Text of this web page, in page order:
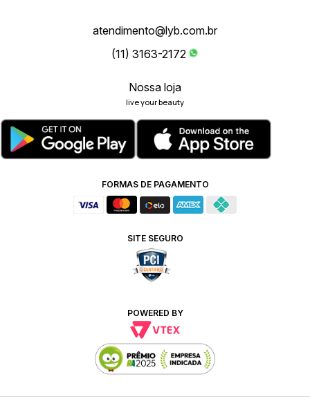
atendimento@lyb.com.br
(11) 3163-2172
Nossa loja
live your beauty
FORMAS DE PAGAMENTO
SITE SEGURO
POWERED BY